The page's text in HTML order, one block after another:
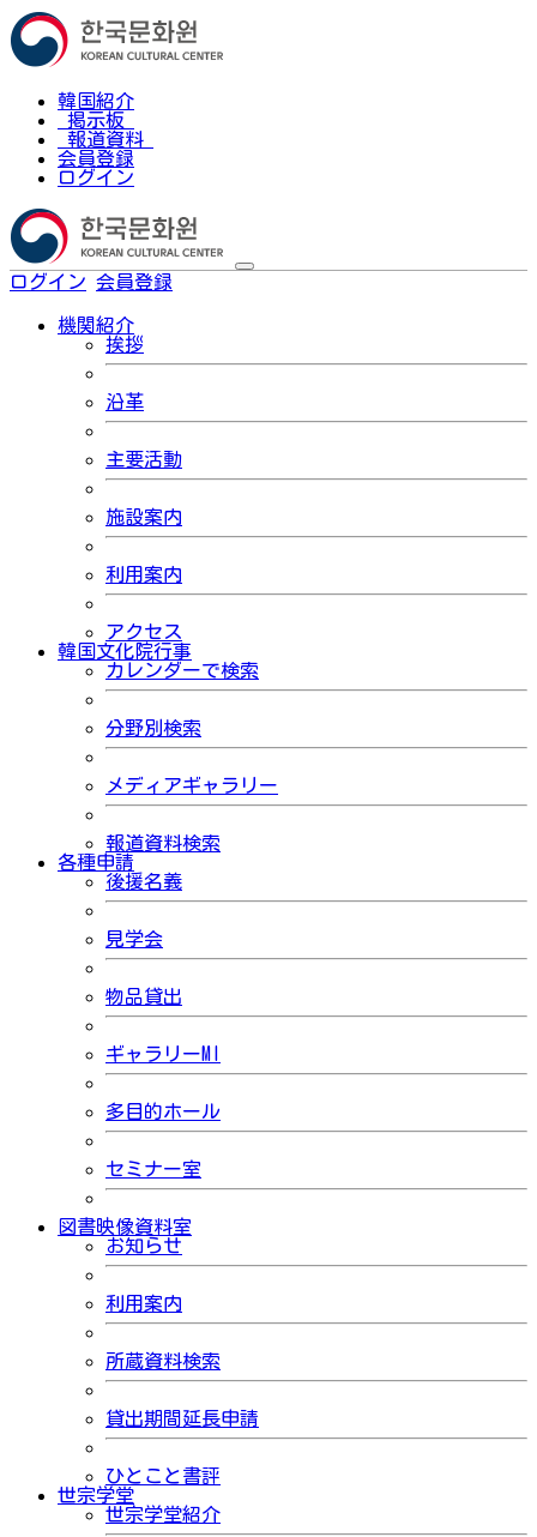
韓国紹介
掲示板
報道資料
会員登録
ログイン
ログイン 会員登録
機関紹介
挨拶
沿革
主要活動
施設案内
利用案内
アクセス
韓国文化院行事
カレンダーで検索
分野別検索
メディアギャラリー
報道資料検索
各種申請
後援名義
見学会
物品貸出
ギャラリーMI
多目的ホール
セミナー室
図書映像資料室
お知らせ
利用案内
所蔵資料検索
貸出期間延長申請
ひとこと書評
世宗学堂
世宗学堂紹介